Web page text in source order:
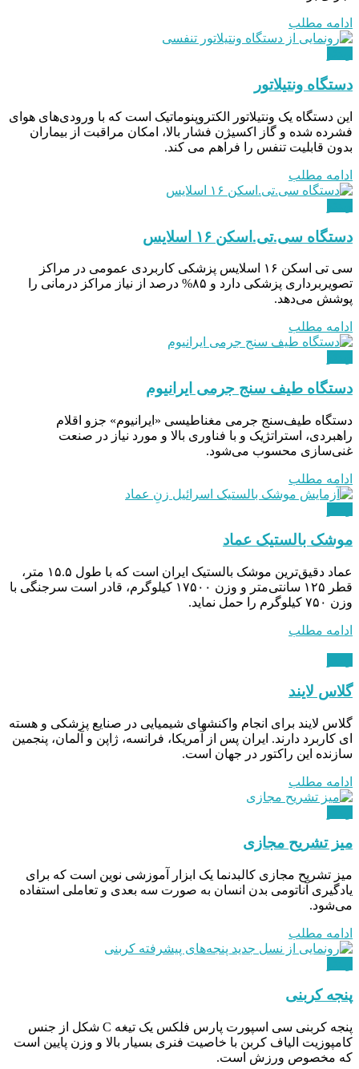
ادامه مطلب
دستگاه ونتیلاتور
این دستگاه یک ونتیلاتور الکتروپنوماتیک است که با ورودی‌های هوای
فشرده شده و گاز اکسیژن فشار بالا، امکان مراقبت از بیماران
بدون قابلیت تنفس را فراهم می کند.
ادامه مطلب
دستگاه سی‌.تی.اسکن ۱۶ اسلایس
سی تی اسکن ۱۶ اسلایس پزشکی کاربردی عمومی در مراکز
تصویربرداری پزشکی دارد و ۸۵% درصد از نیاز مراکز درمانی را
پوشش می‌دهد.
ادامه مطلب
دستگاه طیف ‌سنج جرمی ایرانیوم
دستگاه طیف‌سنج جرمی مغناطیسی «ایرانیوم» جزو اقلام
راهبردی، استراتژیک و با فناوری بالا و مورد نیاز در صنعت
غنی‌سازی محسوب می‌شود.
ادامه مطلب
موشک بالستیک عماد
عماد دقیق‌ترین موشک بالستیک ایران است که با طول ۱۵.۵ متر،
قطر ۱۲۵ سانتی‌متر و وزن ۱۷۵۰۰ کیلوگرم، قادر است سرجنگی با
وزن ۷۵۰ کیلوگرم را حمل نماید.
ادامه مطلب
گلاس لایند
گلاس لایند برای انجام واکنشهای شیمیایی در صنایع پزشکی و هسته
ای کاربرد دارند. ایران پس از آمریکا، فرانسه، ژاپن و آلمان، پنجمین
سازنده این راکتور در جهان است.
ادامه مطلب
میز تشریح مجازی
میز تشریح مجازی کالبدنما یک ابزار آموزشی نوین است که برای
یادگیری آناتومی بدن انسان به صورت سه بعدی و تعاملی استفاده
می‌شود.
ادامه مطلب
پنجه کربنی
پنجه کربنی سی اسپورت پارس فلکس یک تیغه C شکل از جنس
کامپوزیت الیاف کربن با خاصیت فنری بسیار بالا و وزن پایین است
که مخصوص ورزش است.